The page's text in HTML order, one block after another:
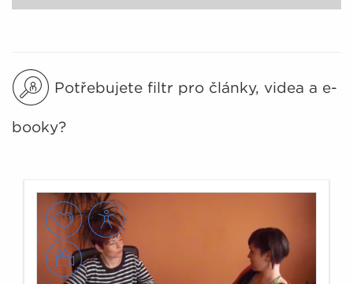
Potřebujete filtr pro články, videa a e-
booky?